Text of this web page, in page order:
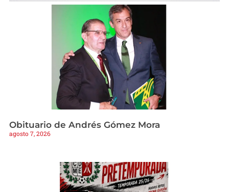
Obituario de Andrés Gómez Mora
agosto 7, 2026